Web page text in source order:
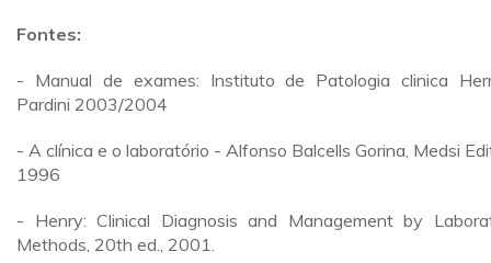
Fontes:
- Manual de exames: Instituto de Patologia clinica
Pardini 2003/2004
- A clínica e o laboratório - Alfonso Balcells Gorina, Medsi
1996
- Henry: Clinical Diagnosis and Management by
Methods, 20th ed., 2001.